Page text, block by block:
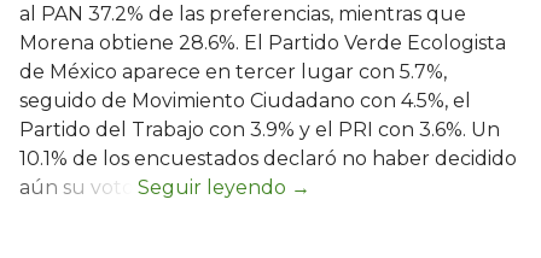
al PAN 37.2% de las preferencias, mientras que
Morena obtiene 28.6%. El Partido Verde Ecologista
de México aparece en tercer lugar con 5.7%,
seguido de Movimiento Ciudadano con 4.5%, el
Partido del Trabajo con 3.9% y el PRI con 3.6%. Un
10.1% de los encuestados declaró no haber decidido
aún su voto.